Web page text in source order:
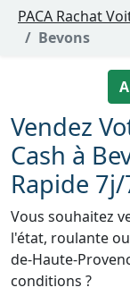
PACA Rachat
Bevons
Vendez
Cash à
Rapide
Vous souhaitez
l'état, roulante
de-Haute-
conditions ?